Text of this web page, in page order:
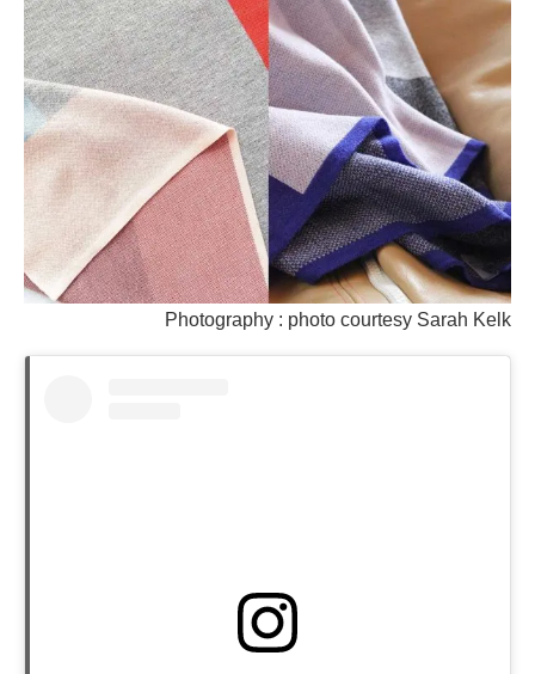
Photography : photo courtesy Sarah Kelk